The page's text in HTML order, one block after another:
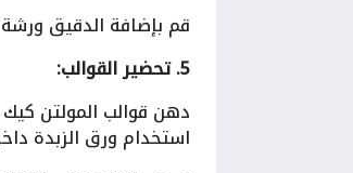
قم بإضافة الدقيق
5. تحضير القوالب:
دهن قوالب المولتن
استخدام ورق الزبدة